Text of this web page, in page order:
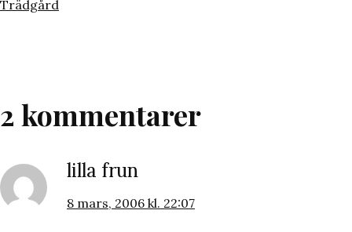
den
Kategoriserat
Trädgård
2 kommentarer
lilla frun
8 mars, 2006 kl. 22:07